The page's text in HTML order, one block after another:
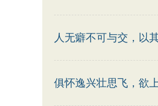
人无癖不可与交，以
俱怀逸兴壮思飞，欲